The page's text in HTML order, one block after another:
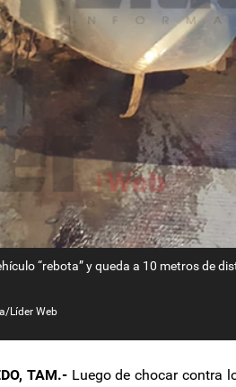
“rebota” y queda a 10 metros de
Líder Web
TAM.-Luego de chocar contra